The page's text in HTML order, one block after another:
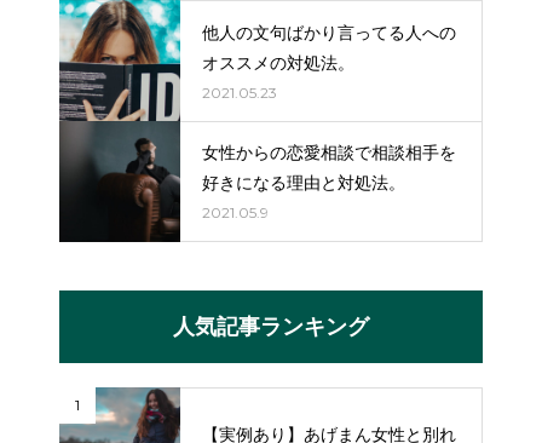
他人の文句ばかり言ってる人への
オススメの対処法。
2021.05.23
女性からの恋愛相談で相談相手を
好きになる理由と対処法。
2021.05.9
人気記事ランキング
1
【実例あり】あげまん女性と別れ